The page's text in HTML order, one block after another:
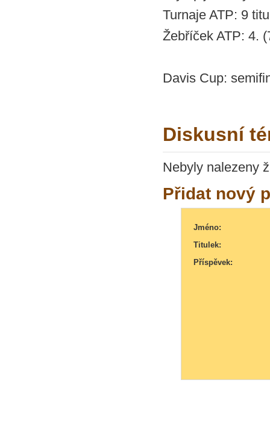
Turnaje ATP: 9
Žebříček ATP: 4.
Davis Cup:
Diskusní
Nebyly nalezeny
Přidat nový
Jméno:
Titulek:
Příspěvek: